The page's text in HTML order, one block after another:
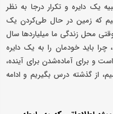
یک دایره و تکرار درجا به نظر
که زمین در حال طی‌کردن یک
محل زندگی ما میلیاردها سال
باید خودمان را به یک دایره
و برای آماده‌شدن برای آینده،
از گذشته درس بگیریم و ادامه